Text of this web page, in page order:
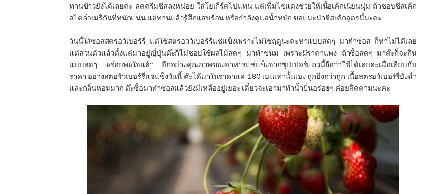
ทานข้าวยังได้เลยค่ะ ลดครีมชีสลงหน่อย ใส่โยเกิร์ตไปแทน แต่เพิ่มไข่แดงช่วยให้เนื้อเค้กเนียนนุ่ม ถ้าชอบชีสเค้ก
สไตล์อเมริกันที่หนักแน่น แต่ทานแล้วรู้สึกแสบร้อน หรือกำลังดูแลนํ้าหนัก ขอแนะนำชีสเค้กสูตรนี้นะคะ
วันนี้ใส่ซอสสตรอว์เบอร์รี่ แต่ใช้สตรอวว์เบอร์รี่แช่แข็งเพราะไม่ใช่ฤดูนะคะหาแบบสดๆ มาทำซอส ก็หาไม่ได้เลย
แต่ส่วนตัวแล้วตั้งแต่มาอยู่ญี่ปุ่นต๊ะก็ไม่ชอบใช้ผลไม้สดๆ มาทำขนม เพราะมีราคาแพง ถ้าซื้อสดๆ มาต๊ะก็จะกิน
แบบสดๆ อร่อยพอใจแล้ว อีกอย่างคุณภาพของอาหารแช่แข็งจากซุปเปอร์แถวนี้ถือว่าใช้ได้เลยค่ะเมื่อเทียบกับ
ราคา อย่างสตอร์วเบอร์รี่แช่แข็งวันนี้ ต๊ะได้มาในราคาแค่ 180 เยนเท่านั้นเอง ถูกยิ่งกว่าถูก เนื้อสตรอว์เบอร์รี่ยังฉํ่า
และกลิ่นหอมมาก ต๊ะซื้อมาทำซอสแล้วยังมีเหลืออยู่เยอะ เดี๋ยวจะเอามาทำนํ้าปั่นอร่อยๆ ค่อยติดตามนะคะ